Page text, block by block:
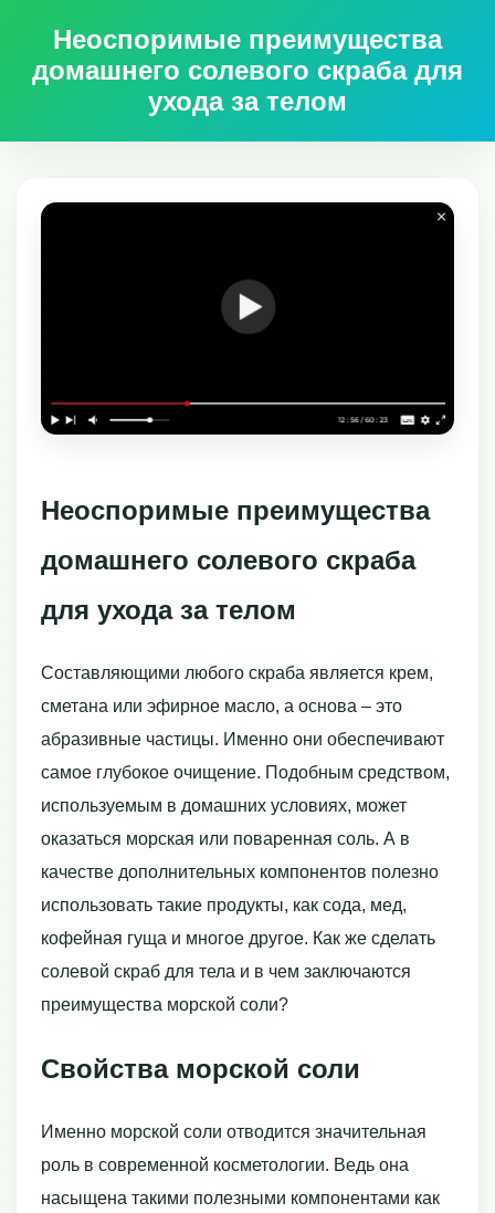
Неоспоримые преимущества
домашнего солевого скраба для
ухода за телом
Неоспоримые преимущества
домашнего солевого скраба
для ухода за телом
Составляющими любого скраба является крем,
сметана или эфирное масло, а основа – это
абразивные частицы. Именно они обеспечивают
самое глубокое очищение. Подобным средством,
используемым в домашних условиях, может
оказаться морская или поваренная соль. А в
качестве дополнительных компонентов полезно
использовать такие продукты, как сода, мед,
кофейная гуща и многое другое. Как же сделать
солевой скраб для тела и в чем заключаются
преимущества морской соли?
Свойства морской соли
Именно морской соли отводится значительная
роль в современной косметологии. Ведь она
насыщена такими полезными компонентами как